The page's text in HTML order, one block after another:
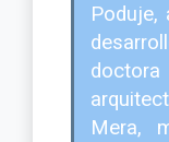
Poduje,
Mera,